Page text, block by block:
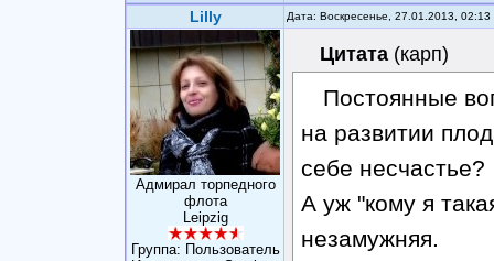
Lilly Дата: Воскресенье, 27.01.2013,
Адмирал торпедного
флота
Leipzig
Группа: Пользователь
Цитата (карп)
Постоянные
на развитии
себе несчастье?
А уж "кому я
незамужняя.